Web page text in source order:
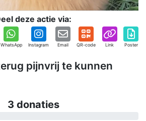
deze actie via:
WhatsApp Instagram Email QR-code Link Poster
pijnvrij te kunnen
3 donaties